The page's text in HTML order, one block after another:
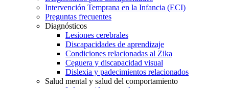
Intervención Temprana en la Infancia (ECI)
Preguntas frecuentes
Diagnósticos
Lesiones cerebrales
Discapacidades de aprendizaje
Condiciones relacionadas al Zika
Ceguera y discapacidad visual
Dislexia y padecimientos relacionados
Salud mental y salud del comportamiento